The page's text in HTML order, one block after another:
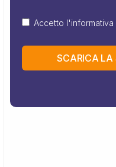
Accetto l'informativa
SCARICA LA